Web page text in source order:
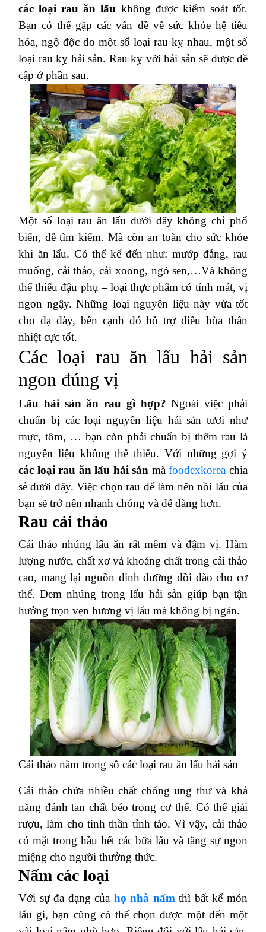
các loại rau ăn lẩu không được kiểm soát tốt.
Bạn có thể gặp các vấn đề về sức khỏe hệ tiêu
hóa, ngộ độc do một số loại rau kỵ nhau, một số
loại rau kỵ hải sản. Rau kỵ với hải sản sẽ được đề
cập ở phần sau.
Một số loại rau ăn lẩu dưới đây không chỉ phổ
biến, dễ tìm kiếm. Mà còn an toàn cho sức khỏe
khi ăn lẩu. Có thể kể đến như: mướp đắng, rau
muống, cải thảo, cải xoong, ngó sen,…Và không
thể thiếu đậu phụ – loại thực phẩm có tính mát, vị
ngon ngậy. Những loại nguyên liệu này vừa tốt
cho dạ dày, bên cạnh đó hỗ trợ điều hòa thân
nhiệt cực tốt.
Các loại rau ăn lẩu hải sản
ngon đúng vị
Lẩu hải sản ăn rau gì hợp?Ngoài việc phải
chuẩn bị các loại nguyên liệu hải sản tươi như
mực, tôm, … bạn còn phải chuẩn bị thêm rau là
nguyên liệu không thể thiếu. Với những gợi ý
các loại rau ăn lẩu hải sản màfoodexkorea chia
sẻ dưới đây. Việc chọn rau để làm nên nồi lẩu của
bạn sẽ trở nên nhanh chóng và dễ dàng hơn.
Rau cải thảo
Cải thảo nhúng lẩu ăn rất mềm và đậm vị. Hàm
lượng nước, chất xơ và khoáng chất trong cải thảo
cao, mang lại nguồn dinh dưỡng dồi dào cho cơ
thể. Đem nhúng trong lẩu hải sản giúp bạn tận
hưởng trọn vẹn hương vị lẩu mà không bị ngán.
Cải thảo nằm trong số các loại rau ăn lẩu hải sản
Cải thảo chứa nhiều chất chống ung thư và khả
năng đánh tan chất béo trong cơ thể. Có thể giải
rượu, làm cho tinh thần tỉnh táo. Vì vậy, cải thảo
có mặt trong hầu hết các bữa lẩu và tăng sự ngon
miệng cho người thưởng thức.
Nấm các loại
Với sự đa dạng của họ nhà nấm thì bất kể món
lẩu gì, bạn cũng có thể chọn được một đến một